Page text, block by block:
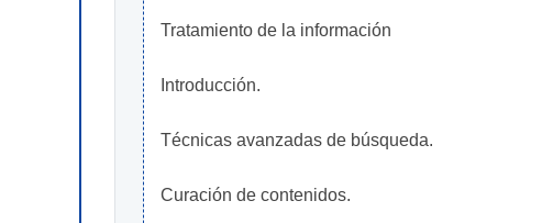
Tratamiento de la información
Introducción.
Técnicas avanzadas de búsqueda.
Curación de contenidos.